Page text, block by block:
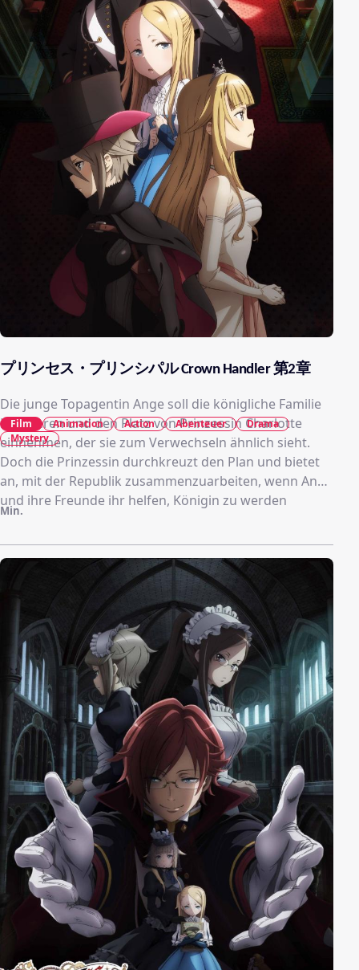
プリンセス・プリンシパル Crown Handler 第2章
Die junge Topagentin Ange soll die königliche Familie
infiltrieren und den Platz von Prinzessin Charlotte
einnehmen, der sie zum Verwechseln ähnlich sieht.
Doch die Prinzessin durchkreuzt den Plan und bietet
an, mit der Republik zusammenzuarbeiten, wenn Ange
und ihre Freunde ihr helfen, Königin zu werden
Min.
Film Animation Action Abenteuer
Drama
Mystery